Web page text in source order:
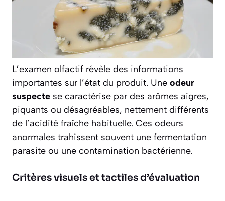
L’examen olfactif révèle des informations
importantes sur l’état du produit. Une odeur
suspecte se caractérise par des arômes aigres,
piquants ou désagréables, nettement différents
de l’acidité fraîche habituelle. Ces odeurs
anormales trahissent souvent une fermentation
parasite ou une contamination bactérienne.
Critères visuels et tactiles d’évaluation